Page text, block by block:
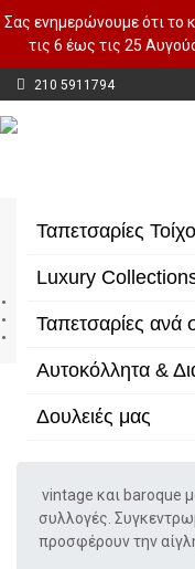
Σας ενημερώνουμε ότι το
τις 6 έως τις 25
210 5911794
Ταπετσαρίες
Luxury
Ταπετσαρίες ανά
Αυτοκόλλητα &
Δουλειές μας
Ethnic
Ταπετσαρίες Τοίχου
Φίλτρα/Κατηγορίες
vintage και baroque
συλλογές.
προσφέρουν την